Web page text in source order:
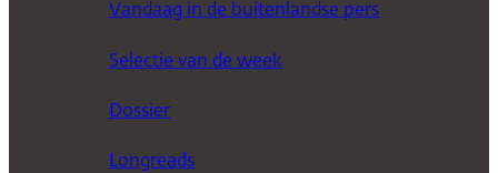
Vandaag in de buitenlandse pers
Selectie van de week
Dossier
Longreads